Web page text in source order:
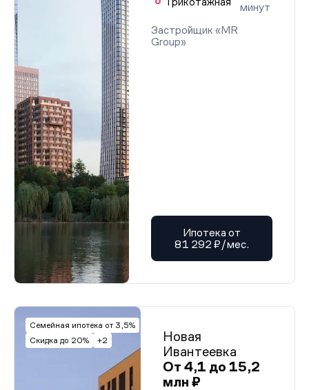
минут
Застройщик «MR
Group»
Ипотека от
81 292 ₽/мес.
Семейная ипотека от 3,5%
Скидка до 20%
+2
Новая
Ивантеевка
От 4,1 до 15,2
млн ₽